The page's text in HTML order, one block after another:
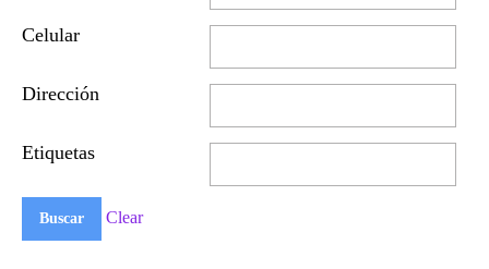
Celular
Dirección
Etiquetas
Clear